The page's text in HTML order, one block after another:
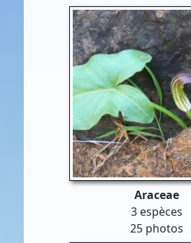
Araceae
3 espèces
25 photos